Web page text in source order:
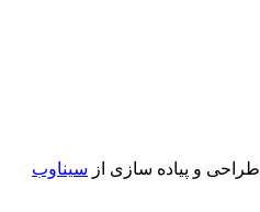
طراحی و پیاده سازی از سیناوب